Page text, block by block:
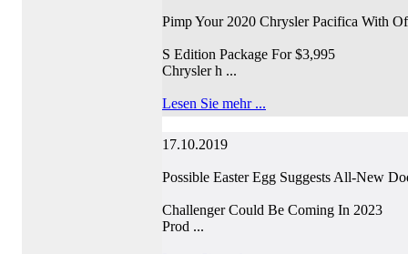
Pimp Your 2020 Chrysler Pacifica With
S Edition Package For $3,995
Chrysler h ...
Lesen Sie mehr ...
17.10.2019
Possible Easter Egg Suggests All-New
Challenger Could Be Coming In 2023
Prod ...